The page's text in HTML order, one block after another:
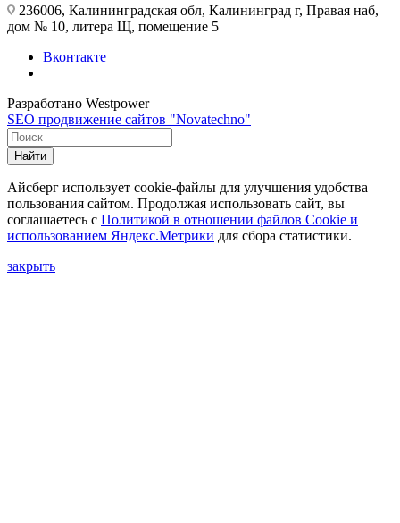
236006, Калининградская обл, Калининград г, Правая наб,
дом № 10, литера Щ, помещение 5
Вконтакте
Разработано Westpower
SEO продвижение сайтов "Novatechno"
Найти
Айсберг использует cookie-файлы для улучшения удобства
пользования сайтом. Продолжая использовать сайт, вы
соглашаетесь с Политикой в отношении файлов Сookie и
использованием Яндекс.Метрики для сбора статистики.
закрыть